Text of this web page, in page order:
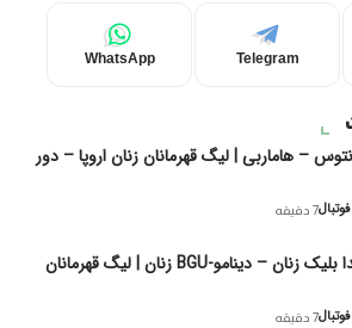
Telegram
WhatsApp
– هاماربی | لیگ قهرمانان زنان اروپا – دور
7 دقیقه
پیش‌بینی و تحلیل بریدا بلیک زنان – دینامو-BGU زنان | لیگ قهرمانان
7 دقیقه